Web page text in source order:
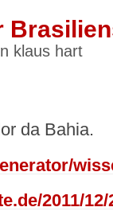
klaus hart
da Bahia.
2011/